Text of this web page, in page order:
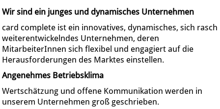
Wir sind ein junges und dynamisches Unternehmen
card complete ist ein innovatives, dynamisches, sich rasch
weiterentwickelndes Unternehmen, deren
MitarbeiterInnen sich flexibel und engagiert auf die
Herausforderungen des Marktes einstellen.
Angenehmes Betriebsklima
Wertschätzung und offene Kommunikation werden in
unserem Unternehmen groß geschrieben.